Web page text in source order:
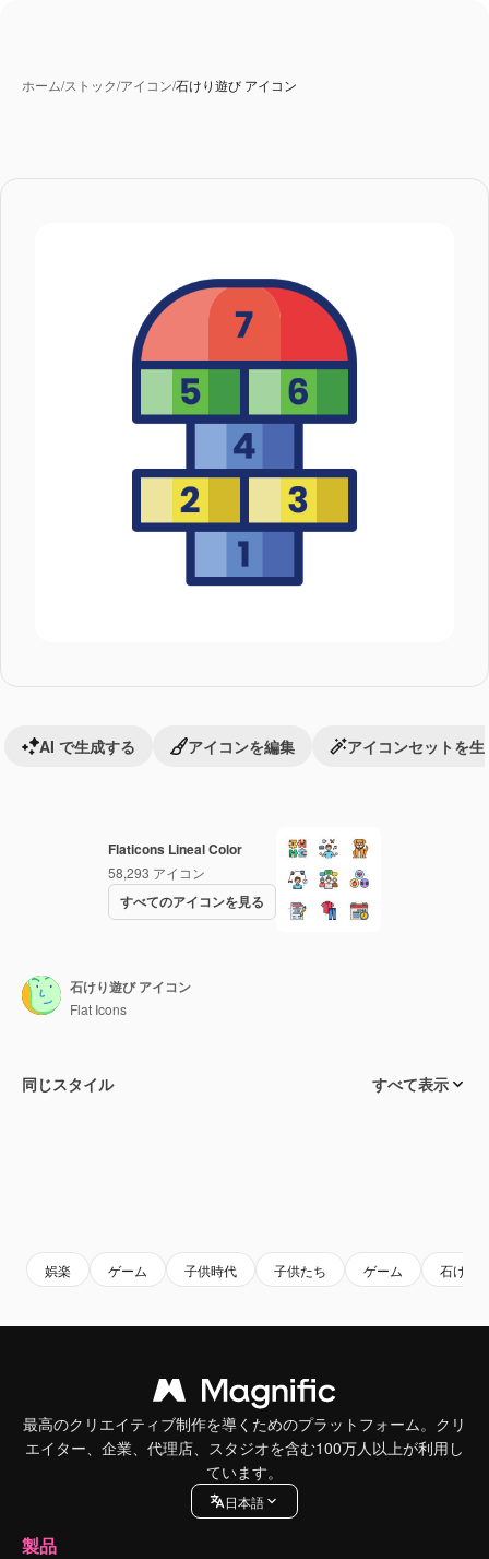
ホーム/ストック/アイコン/石けり遊び アイコン
Flaticons Lineal Color
58,293 アイコン
すべてのアイコンを見る
AI で生成する アイコンを編集 アイコンセットを生
石けり遊び アイコン
Flat Icons
同じスタイル すべて表示
娯楽 ゲーム 子供時代 子供たち ゲーム 石けり
最高のクリエイティブ制作を導くためのプラットフォーム。クリ
エイター、企業、代理店、スタジオを含む100万人以上が利用し
ています。
日本語
製品